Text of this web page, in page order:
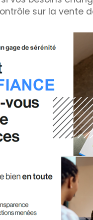
sur la vente